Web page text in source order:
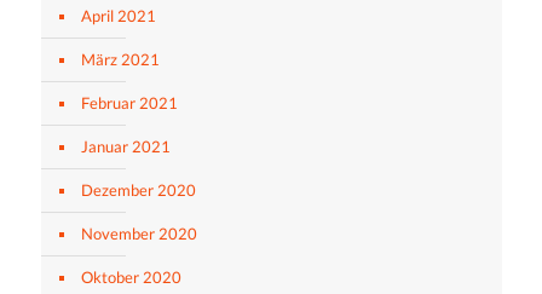
April 2021
März 2021
Februar 2021
Januar 2021
Dezember 2020
November 2020
Oktober 2020